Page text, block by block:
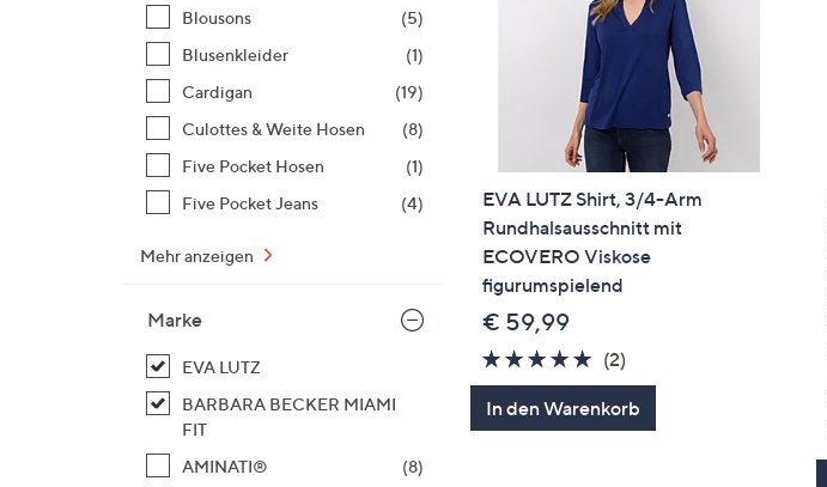
anzuzeigen.
Blousons
(5)
Blusenkleider
(1)
Cardigan
(19)
Culottes & Weite Hosen
(8)
Five Pocket Hosen
(1)
Five Pocket Jeans
(4)
Mehr anzeigen
Marke
EVA LUTZ
BARBARA BECKER MIAMI
FIT
AMINATI®
(8)
EVA LUTZ Shirt, 3/4-Arm
Rundhalsausschnitt mit
ECOVERO Viskose
figurumspielend
€ 59,99
5.0
von
5
(2)2
Bewertungen
In den Warenkorb